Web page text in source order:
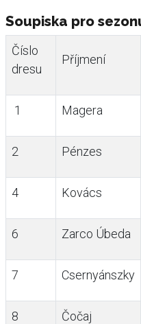
Soupiska pro
Číslo
dresu
Příjmení
1 Magera
2 Pénzes
4 Kovács
6 Zarco Úbeda
7 Csernyánszky
8 Čočaj